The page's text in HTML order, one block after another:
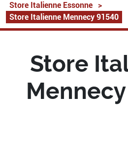
Store Italienne Essonne
>
Store Italienne Mennecy 91540
Store